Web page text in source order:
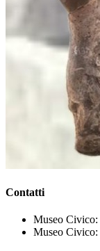
Contatti
Museo Civico:
Museo Civico: